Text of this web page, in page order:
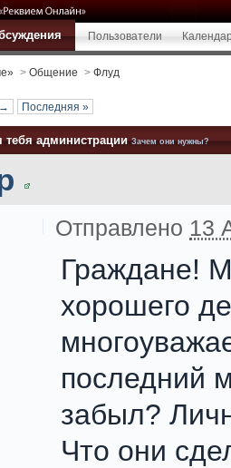
Пользователи
> Общение > Флуд
→ Последняя »
тебя администрацииЗачем они нужны?
Отправлено 13
Граждане!
хорошего
последний
забыл?
Что они